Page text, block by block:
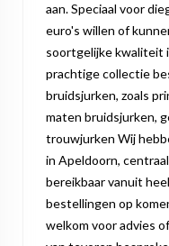
aan. Speciaal voor
euro's willen of
soortgelijke kwaliteit
prachtige collectie
bruidsjurken, zoals
maten bruidsjurken,
trouwjurken Wij
in Apeldoorn,
bereikbaar vanuit
bestellingen op
welkom voor advies